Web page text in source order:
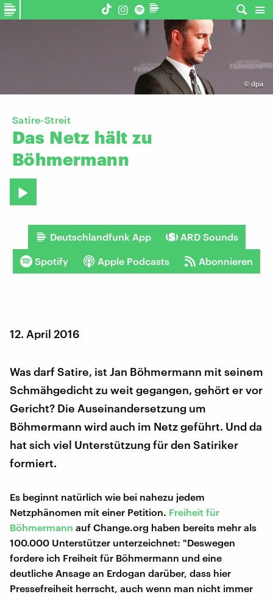
© dpa
Satire-Streit
Das Netz hält zu
Böhmermann
Deutschlandfunk App ARD Sounds
Spotify Apple Podcasts Abonnieren
12. April 2016
Was darf Satire, ist Jan Böhmermann mit seinem
Schmähgedicht zu weit gegangen, gehört er vor
Gericht? Die Auseinandersetzung um
Böhmermann wird auch im Netz geführt. Und da
hat sich viel Unterstützung für den Satiriker
formiert.
Es beginnt natürlich wie bei nahezu jedem
Netzphänomen mit einer Petition. Freiheit für
Böhmermann auf Change.org haben bereits mehr als
100.000 Unterstützer unterzeichnet: "Deswegen
fordere ich Freiheit für Böhmermann und eine
deutliche Ansage an Erdogan darüber, dass hier
Pressefreiheit herrscht, auch wenn man nicht immer